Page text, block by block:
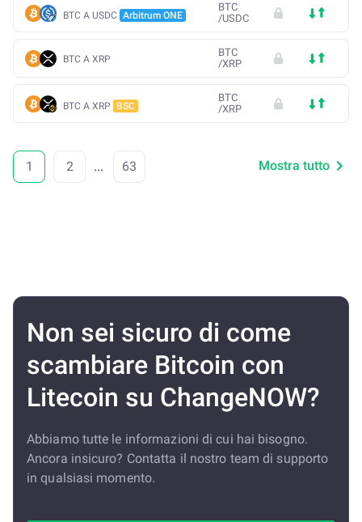
BTC A USDC Arbitrum ONE
BTC
/USDC
BTC A XRP
BTC
/XRP
BTC A XRP BSC
BTC
/XRP
1 2 ... 63 Mostra tutto
Non sei sicuro di come
scambiare Bitcoin con
Litecoin su ChangeNOW?
Abbiamo tutte le informazioni di cui hai bisogno.
Ancora insicuro? Contatta il nostro team di supporto
in qualsiasi momento.